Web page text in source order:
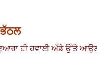
ਹੀ ਹਵਾਈ ਅੱਡੇ ਉੱਤੇ